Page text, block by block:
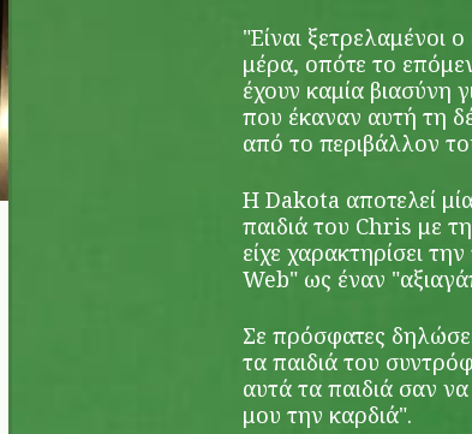
"Είναι ξετρελαμένοι
μέρα, οπότε το
έχουν καμία
που έκαναν αυτή τη
από το περιβάλλον
Η Dakota αποτελεί
παιδιά του Chris με
είχε χαρακτηρίσει
Web" ως έναν
Σε πρόσφατες
τα παιδιά του
αυτά τα παιδιά σαν
μου την καρδιά".